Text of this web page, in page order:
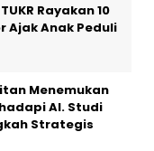
Rayakan 10
Ajak Anak Peduli
Menemukan
AI. Studi
Strategis